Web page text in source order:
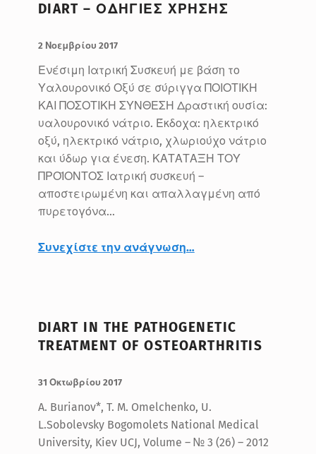
DIART – ΟΔΗΓΙΕΣ ΧΡΗΣΗΣ
2 Νοεμβρίου 2017
Ενέσιμη Ιατρική Συσκευή με βάση το
Υαλουρονικό Οξύ σε σύριγγα ΠΟΙΟΤΙΚΗ
ΚΑΙ ΠΟΣΟΤΙΚΗ ΣΥΝΘΕΣΗ Δραστική ουσία:
υαλουρονικό νάτριο. Έκδοχα: ηλεκτρικό
οξύ, ηλεκτρικό νάτριο, χλωριούχο νάτριο
και ύδωρ για ένεση. ΚΑΤΑΤΑΞΗ ΤΟΥ
ΠΡΟΪΟΝΤΟΣ Ιατρική συσκευή –
αποστειρωμένη και απαλλαγμένη από
πυρετογόνα…
Συνεχίστε την ανάγνωση…
DIART IN THE PATHOGENETIC
TREATMENT OF OSTEOARTHRITIS
31 Οκτωβρίου 2017
A. Burianov*, T. M. Omelchenko, U.
L.Sobolevsky Bogomolets National Medical
University, Kiev UCJ, Volume – № 3 (26) – 2012